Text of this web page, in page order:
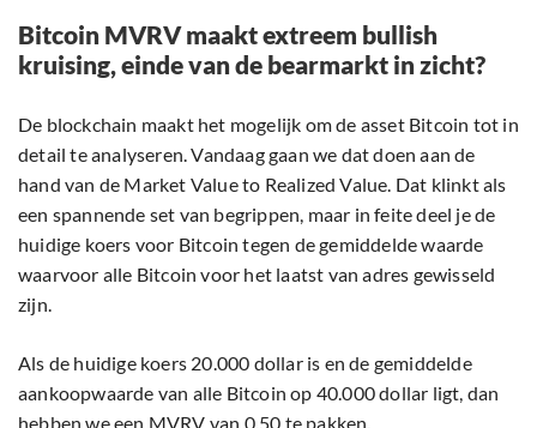
Bitcoin MVRV maakt extreem bullish
kruising, einde van de bearmarkt in zicht?
De blockchain maakt het mogelijk om de asset Bitcoin tot in
detail te analyseren. Vandaag gaan we dat doen aan de
hand van de Market Value to Realized Value. Dat klinkt als
een spannende set van begrippen, maar in feite deel je de
huidige koers voor Bitcoin tegen de gemiddelde waarde
waarvoor alle Bitcoin voor het laatst van adres gewisseld
zijn.
Als de huidige koers 20.000 dollar is en de gemiddelde
aankoopwaarde van alle Bitcoin op 40.000 dollar ligt, dan
hebben we een MVRV van 0,50 te pakken.